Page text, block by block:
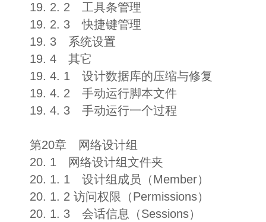
19. 2. 2 工具条管理
19. 2. 3 快捷键管理
19. 3 系统设置
19. 4 其它
19. 4. 1 设计数据库的压缩与修复
19. 4. 2 手动运行脚本文件
19. 4. 3 手动运行一个过程
第20章 网络设计组
20. 1 网络设计组文件夹
20. 1. 1 设计组成员（Member）
20. 1. 2 访问权限（Permissions）
20. 1. 3 会话信息（Sessions）